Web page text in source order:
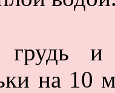
и
на 10